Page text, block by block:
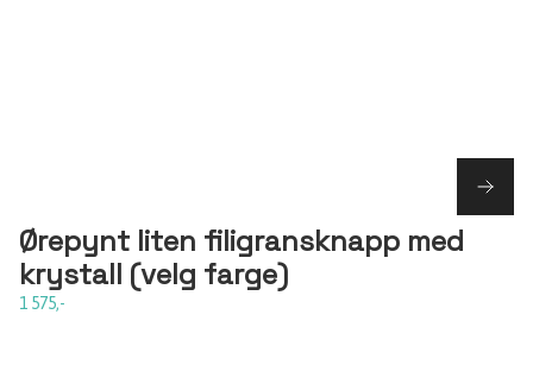
Ørepynt liten filigransknapp med
krystall (velg farge)
1 575,-